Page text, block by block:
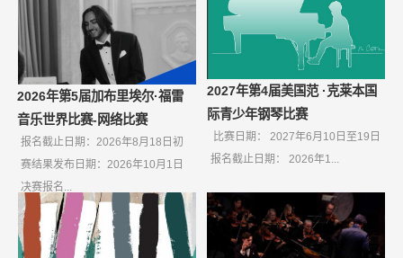
2026年第5届加布里埃尔·福雷
音乐世界比赛-网络比赛
报名截止日期：2026年8月18日初
赛结果发布日期：2026年10月1日
决赛报名...
2027年第4届美国范 ·克莱本国
际青少年钢琴比赛
比赛日期： 2027年6月10日至19日
报名截止日期： 2026年1...